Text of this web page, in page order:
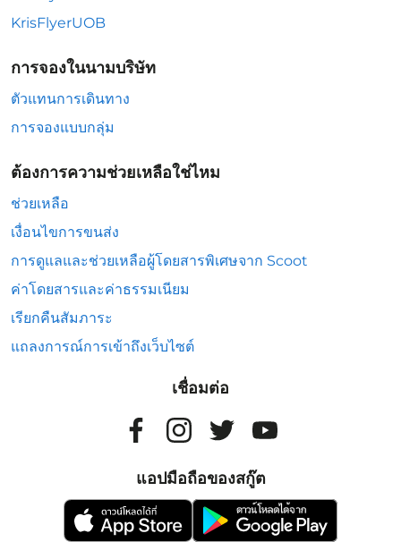
KrisFlyerUOB
การจองในนามบริษัท
ตัวแทนการเดินทาง
การจองแบบกลุ่ม
ต้องการความช่วยเหลือใช่ไหม
ช่วยเหลือ
เงื่อนไขการขนส่ง
การดูแลและช่วยเหลือผู้โดยสารพิเศษจาก Scoot
ค่าโดยสารและค่าธรรมเนียม
เรียกคืนสัมภาระ
แถลงการณ์การเข้าถึงเว็บไซต์
เชื่อมต่อ
แอปมือถือของสกู๊ต